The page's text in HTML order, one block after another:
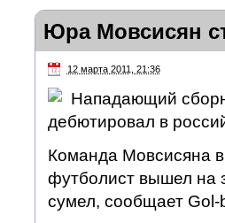
Юра Мовсисян
12 марта 2011, 21:36
Нападающий
дебютировал в
Команда Мовсисяна
футболист вышел на
сумел, сообщает